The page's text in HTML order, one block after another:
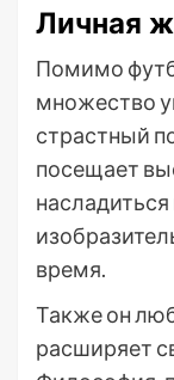
Личная
Помимо
множество
страстный
посещает
время.
Также он
расширяет